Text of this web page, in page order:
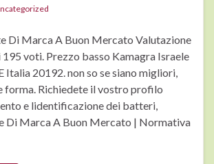
Di Marca A Buon Mercato Valutazione
195 voti. Prezzo basso Kamagra Israele
Italia 20192. non so se siano migliori,
forma. Richiedete il vostro profilo
e lidentificazione dei batteri,
Di Marca A Buon Mercato | Normativa